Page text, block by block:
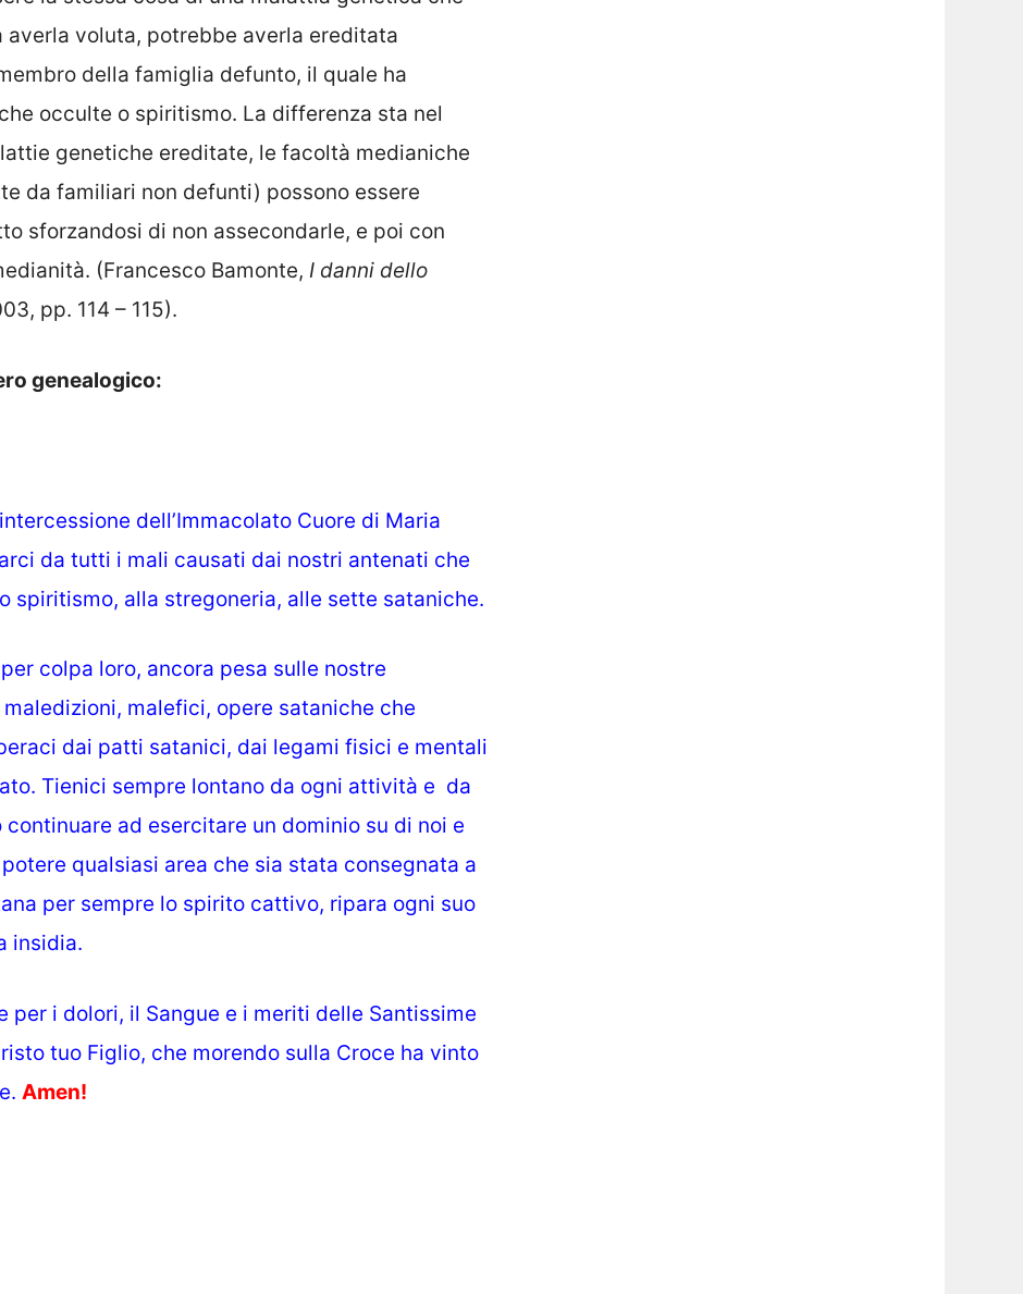
voluta, potrebbe averla ereditata
della famiglia defunto, il quale ha
occulte o spiritismo. La differenza sta nel
genetiche ereditate, le facoltà medianiche
da familiari non defunti) possono essere
sforzandosi di non assecondarle, e poi con
(Francesco Bamonte, I danni dello
pp. 114 – 115).
genealogico:
dell’Immacolato Cuore di Maria
da tutti i mali causati dai nostri antenati che
spiritismo, alla stregoneria, alle sette sataniche.
colpa loro, ancora pesa sulle nostre
maledizioni, malefici, opere sataniche che
dai patti satanici, dai legami fisici e mentali
Tienici sempre lontano da ogni attività e da
ad esercitare un dominio su di noi e
qualsiasi area che sia stata consegnata a
per sempre lo spirito cattivo, ripara ogni suo
insidia.
per i dolori, il Sangue e i meriti delle Santissime
tuo Figlio, che morendo sulla Croce ha vinto
Amen!